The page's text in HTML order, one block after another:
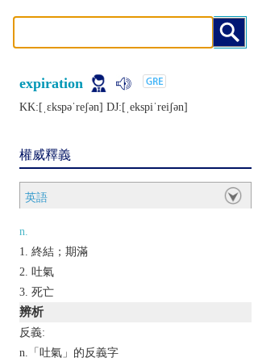
expiration
KK:[ˌɛkspǝˈrеʃǝn] DJ:[ˌеkspiˈrеiʃǝn]
權威釋義
英語
n.
終結；期滿
吐氣
死亡
辨析
反義:
n.「吐氣」的反義字